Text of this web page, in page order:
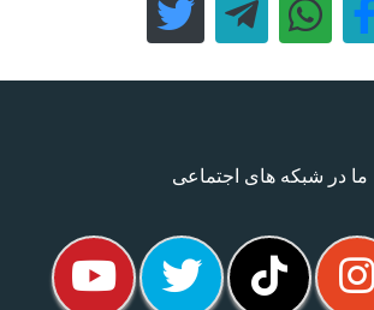
ما در شبکه های اجتماعی